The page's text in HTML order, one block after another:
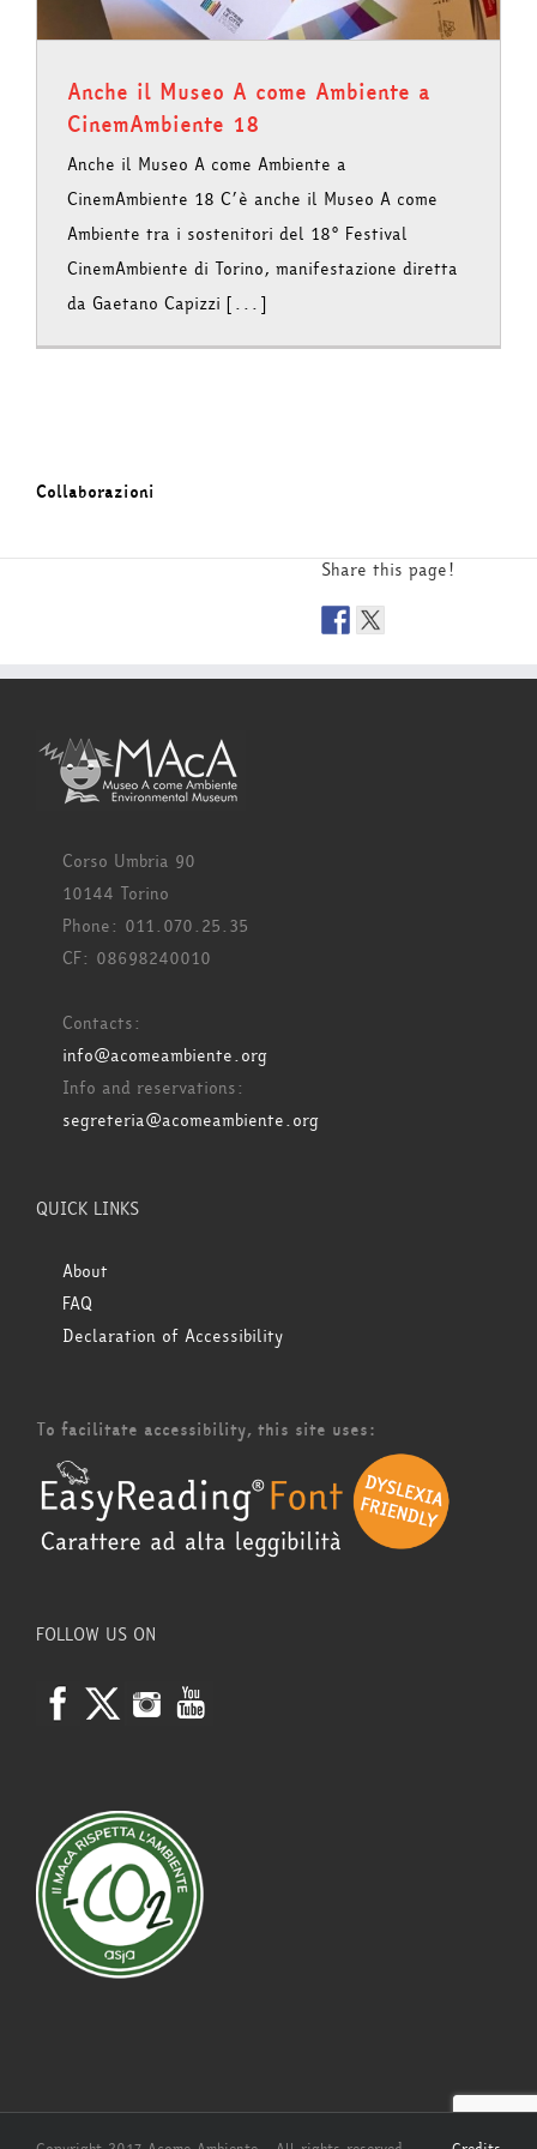
Anche il Museo A come Ambiente a
CinemAmbiente 18
Anche il Museo A come Ambiente a
CinemAmbiente 18 C’è anche il Museo A come
Ambiente tra i sostenitori del 18° Festival
CinemAmbiente di Torino, manifestazione diretta
da Gaetano Capizzi [...]
Collaborazioni
Share this page!
Corso Umbria 90
10144 Torino
Phone: 011.070.25.35
CF: 08698240010
Contacts:
info@acomeambiente.org
Info and reservations:
segreteria@acomeambiente.org
QUICK LINKS
About
FAQ
Declaration of Accessibility
To facilitate accessibility, this site uses:
FOLLOW US ON